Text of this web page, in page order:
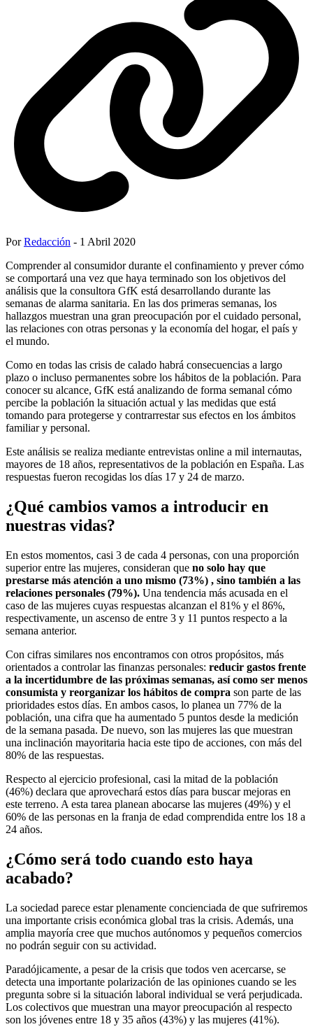
PorRedacción - 1 Abril 2020
Comprender al consumidor durante el confinamiento y prever cómo
se comportará una vez que haya terminado son los objetivos del
análisis que la consultora GfK está desarrollando durante las
semanas de alarma sanitaria. En las dos primeras semanas, los
hallazgos muestran una gran preocupación por el cuidado personal,
las relaciones con otras personas y la economía del hogar, el país y
el mundo.
Como en todas las crisis de calado habrá consecuencias a largo
plazo o incluso permanentes sobre los hábitos de la población. Para
conocer su alcance, GfK está analizando de forma semanal cómo
percibe la población la situación actual y las medidas que está
tomando para protegerse y contrarrestar sus efectos en los ámbitos
familiar y personal.
Este análisis se realiza mediante entrevistas online a mil internautas,
mayores de 18 años, representativos de la población en España. Las
respuestas fueron recogidas los días 17 y 24 de marzo.
¿Qué cambios vamos a introducir en
nuestras vidas?
En estos momentos, casi 3 de cada 4 personas, con una proporción
superior entre las mujeres, consideran que no solo hay que
prestarse más atención a uno mismo (73%) , sino también a las
relaciones personales (79%). Una tendencia más acusada en el
caso de las mujeres cuyas respuestas alcanzan el 81% y el 86%,
respectivamente, un ascenso de entre 3 y 11 puntos respecto a la
semana anterior.
Con cifras similares nos encontramos con otros propósitos, más
orientados a controlar las finanzas personales: reducir gastos frente
a la incertidumbre de las próximas semanas, así como ser menos
consumista y reorganizar los hábitos de compra son parte de las
prioridades estos días. En ambos casos, lo planea un 77% de la
población, una cifra que ha aumentado 5 puntos desde la medición
de la semana pasada. De nuevo, son las mujeres las que muestran
una inclinación mayoritaria hacia este tipo de acciones, con más del
80% de las respuestas.
Respecto al ejercicio profesional, casi la mitad de la población
(46%) declara que aprovechará estos días para buscar mejoras en
este terreno. A esta tarea planean abocarse las mujeres (49%) y el
60% de las personas en la franja de edad comprendida entre los 18 a
24 años.
¿Cómo será todo cuando esto haya
acabado?
La sociedad parece estar plenamente concienciada de que sufriremos
una importante crisis económica global tras la crisis. Además, una
amplia mayoría cree que muchos autónomos y pequeños comercios
no podrán seguir con su actividad.
Paradójicamente, a pesar de la crisis que todos ven acercarse, se
detecta una importante polarización de las opiniones cuando se les
pregunta sobre si la situación laboral individual se verá perjudicada.
Los colectivos que muestran una mayor preocupación al respecto
son los jóvenes entre 18 y 35 años (43%) y las mujeres (41%).